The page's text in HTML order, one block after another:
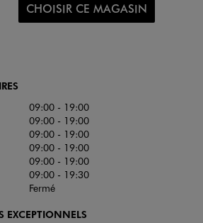
CHOISIR CE MAGASIN
09:00 - 19:00
09:00 - 19:00
09:00 - 19:00
09:00 - 19:00
09:00 - 19:00
09:00 - 19:30
Fermé
EXCEPTIONNELS